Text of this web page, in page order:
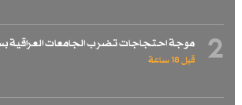
2 موجة احتجاجات تضرب الجامعات العراقية
قبل 18 ساعة